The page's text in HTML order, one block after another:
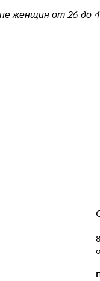
женщин от 26 до